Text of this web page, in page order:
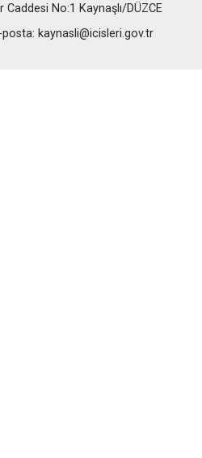
No:1 Kaynaşlı/DÜZCE
kaynasli@icisleri.gov.tr